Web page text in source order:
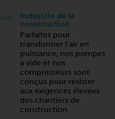
Industrie de la
construction
Parfaites pour
transformer l’air en
puissance, nos pompes
à vide et nos
compresseurs sont
conçus pour résister
aux exigences élevées
des chantiers de
construction.